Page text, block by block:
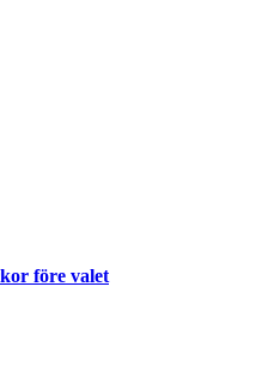
före valet